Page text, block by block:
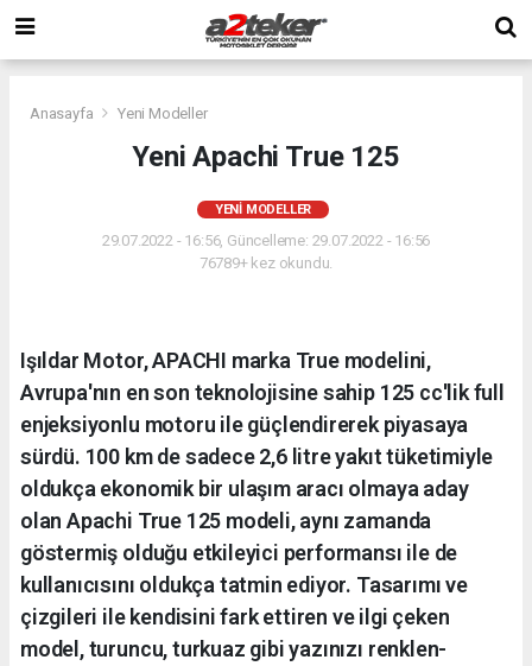
Anasayfa Yeni Modeller
Yeni Apachi True 125
YENI MODELLER
29.07.2022 - 16:56, Güncelleme: 29.07.2022 - 16:56
76789+ kez okundu.
Işıldar Motor, APACHI marka True modelini,
Avrupa'nın en son teknolojisine sahip 125 cc'lik full
enjeksiyonlu motoru ile güçlendirerek piyasaya
sürdü. 100 km de sadece 2,6 litre yakıt tüketimiyle
oldukça ekonomik bir ulaşım aracı olmaya aday
olan Apachi True 125 modeli, aynı zamanda
göstermiş olduğu etkileyici performansı ile de
kullanıcısını oldukça tatmin ediyor. Tasarımı ve
çizgileri ile kendisini fark ettiren ve ilgi çeken
model, turuncu, turkuaz gibi yazınızı renklen-